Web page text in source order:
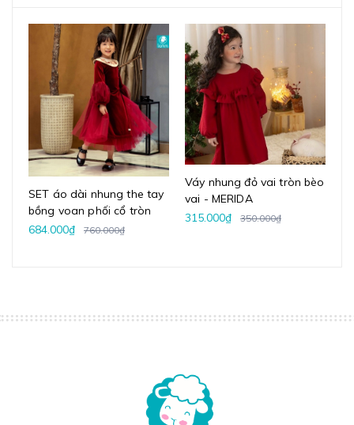
SET áo dài nhung the tay
bồng voan phối cổ tròn
Lamm
684.000₫ 760.000₫
Váy nhung đỏ vai tròn bèo
vai - MERIDA
315.000₫
350.000₫